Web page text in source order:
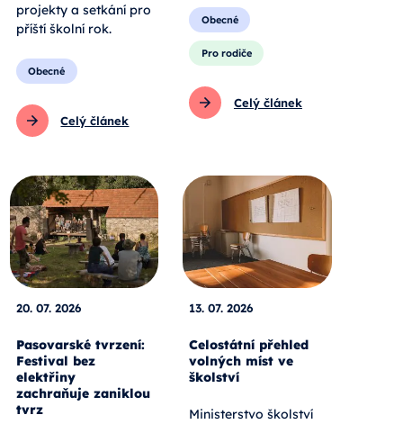
projekty a setkání pro
příští školní rok.
Obecné
Celý článek
Obecné
Pro rodiče
Celý článek
20. 07. 2026
Pasovarské tvrzení:
Festival bez
elektřiny
zachraňuje zaniklou
tvrz
13. 07. 2026
Celostátní přehled
volných míst ve
školství
Ministerstvo školství